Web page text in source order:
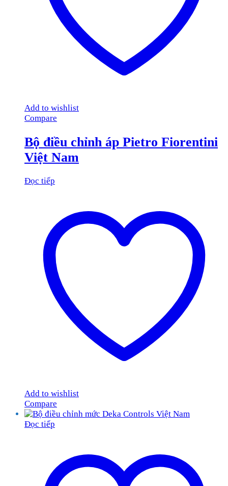
Add to wishlist
Compare
Bộ điều chỉnh áp Pietro Fiorentini
Việt Nam
Đọc tiếp
Add to wishlist
Compare
Đọc tiếp